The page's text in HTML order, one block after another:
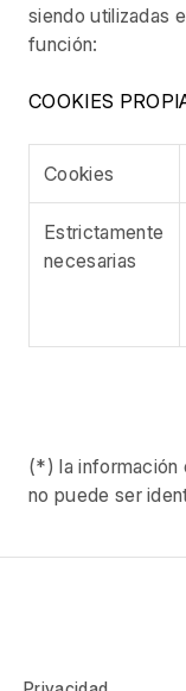
siendo utilizadas
función:
COOKIES
Cookies
Estrictamente
necesarias
(*) la información
no puede ser